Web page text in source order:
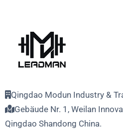
Qingdao Modun Industry &
Gebäude Nr. 1, Weilan
Qingdao Shandong China.